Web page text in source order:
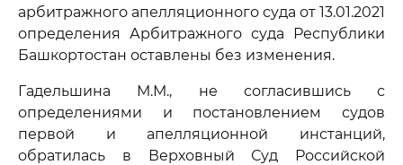
арбитражного апелляционного суда от 13.01.2021
определения Арбитражного суда Республики
Башкортостан оставлены без изменения.
Гадельшина М.М., не согласившись с
определениями и постановлением судов
первой и апелляционной инстанций,
обратилась в Верховный Суд Российской